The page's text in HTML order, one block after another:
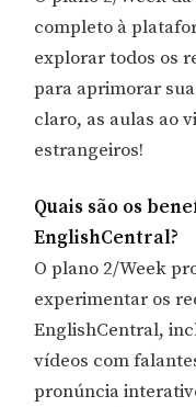
completo à
explorar todos os
para aprimorar
claro, as aulas ao
estrangeiros!
Quais são os
EnglishCentral?
O plano 2/Week
experimentar os
EnglishCentral,
vídeos com
pronúncia